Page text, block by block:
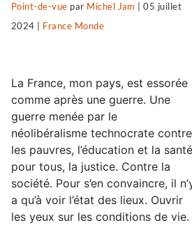
Point-de-vue par Michel Jam |05 juillet
2024
France Monde
La France, mon pays, est essorée
comme après une guerre. Une
guerre menée par le
néolibéralisme technocrate contre
les pauvres, l’éducation et la santé
pour tous, la justice. Contre la
société. Pour s’en convaincre, il
a qu’à voir l’état des lieux. Ouvrir
les yeux sur les conditions de vie.